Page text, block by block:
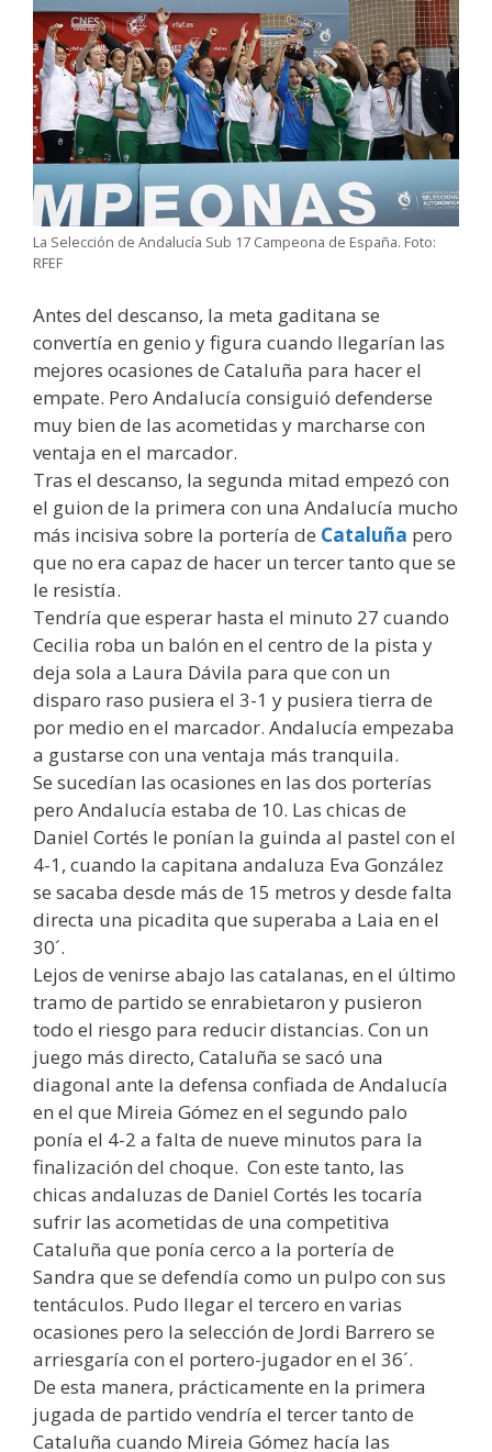
La Selección de Andalucía Sub 17 Campeona de España. Foto:
RFEF
Antes del descanso, la meta gaditana se
convertía en genio y figura cuando llegarían las
mejores ocasiones de Cataluña para hacer el
empate. Pero Andalucía consiguió defenderse
muy bien de las acometidas y marcharse con
ventaja en el marcador.
Tras el descanso, la segunda mitad empezó con
el guion de la primera con una Andalucía mucho
más incisiva sobre la portería de Cataluña pero
que no era capaz de hacer un tercer tanto que se
le resistía.
Tendría que esperar hasta el minuto 27 cuando
Cecilia roba un balón en el centro de la pista y
deja sola a Laura Dávila para que con un
disparo raso pusiera el 3-1 y pusiera tierra de
por medio en el marcador. Andalucía empezaba
a gustarse con una ventaja más tranquila.
Se sucedían las ocasiones en las dos porterías
pero Andalucía estaba de 10. Las chicas de
Daniel Cortés le ponían la guinda al pastel con el
4-1, cuando la capitana andaluza Eva González
se sacaba desde más de 15 metros y desde falta
directa una picadita que superaba a Laia en el
30´.
Lejos de venirse abajo las catalanas, en el último
tramo de partido se enrabietaron y pusieron
todo el riesgo para reducir distancias. Con un
juego más directo, Cataluña se sacó una
diagonal ante la defensa confiada de Andalucía
en el que Mireia Gómez en el segundo palo
ponía el 4-2 a falta de nueve minutos para la
finalización del choque. Con este tanto, las
chicas andaluzas de Daniel Cortés les tocaría
sufrir las acometidas de una competitiva
Cataluña que ponía cerco a la portería de
Sandra que se defendía como un pulpo con sus
tentáculos. Pudo llegar el tercero en varias
ocasiones pero la selección de Jordi Barrero se
arriesgaría con el portero-jugador en el 36´.
De esta manera, prácticamente en la primera
jugada de partido vendría el tercer tanto de
Cataluña cuando Mireia Gómez hacía las